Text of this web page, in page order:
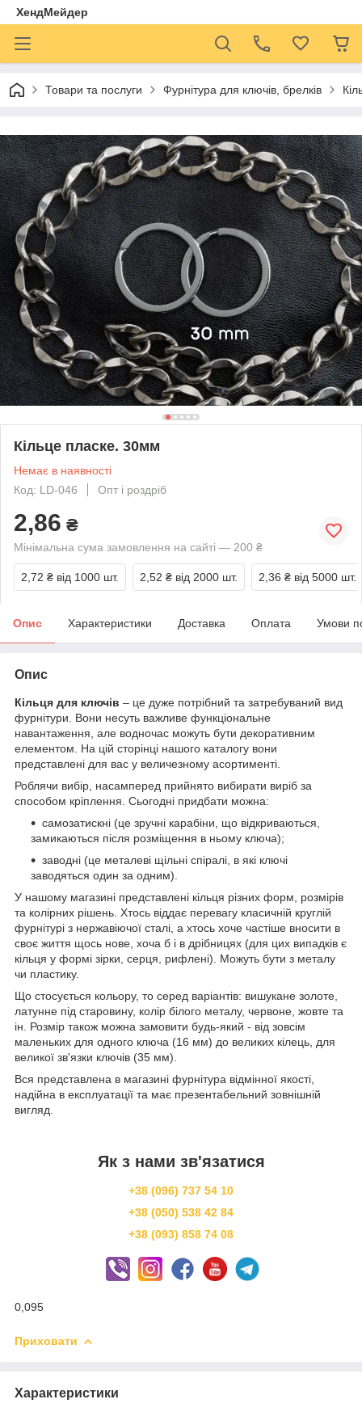
ХендМейдер
Товари та послуги Фурнітура для ключів, брелків
Кільце пласке. 30мм
Немає в наявності
Код: LD-046
Опт і роздріб
2,86 ₴
Мінімальна сума замовлення на сайті — 200 ₴
2,72 ₴ від 1000 шт. 2,52 ₴ від 2000 шт. 2,36 ₴ від 5000 шт.
Опис Характеристики Доставка Оплата Умови
Опис
Кільця для ключів – це дуже потрібний та затребуваний вид
фурнітури. Вони несуть важливе функціональне
навантаження, але водночас можуть бути декоративним
елементом. На цій сторінці нашого каталогу вони
представлені для вас у величезному асортименті.
Роблячи вибір, насамперед прийнято вибирати виріб за
способом кріплення. Сьогодні придбати можна:
самозатискні (це зручні карабіни, що відкриваються,
замикаються після розміщення в ньому ключа);
заводні (це металеві щільні спіралі, в які ключі
заводяться один за одним).
У нашому магазині представлені кільця різних форм, розмірів
та колірних рішень. Хтось віддає перевагу класичній круглій
фурнітурі з нержавіючої сталі, а хтось хоче частіше вносити в
своє життя щось нове, хоча б і в дрібницях (для цих випадків є
кільця у формі зірки, серця, рифлені). Можуть бути з металу
чи пластику.
Що стосується кольору, то серед варіантів: вишукане золоте,
латунне під старовину, колір білого металу, червоне, жовте та
ін. Розмір також можна замовити будь-який - від зовсім
маленьких для одного ключа (16 мм) до великих кілець, для
великої зв'язки ключів (35 мм).
Вся представлена в магазині фурнітура відмінної якості,
надійна в експлуатації та має презентабельний зовнішній
вигляд.
Як з нами зв'язатися
+38 (096) 737 54 10
+38 (050) 538 42 84
+38 (093) 858 74 08
0,095
Приховати
Характеристики